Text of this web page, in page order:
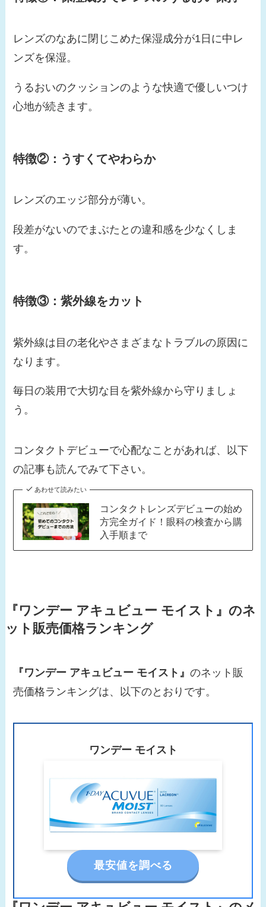
レンズのなあに閉じこめた保湿成分が1日に中レ
ンズを保湿。
うるおいのクッションのような快適で優しいつけ
心地が続きます。
特徴②：うすくてやわらか
レンズのエッジ部分が薄い。
段差がないのでまぶたとの違和感を少なくしま
す。
特徴③：紫外線をカット
紫外線は目の老化やさまざまなトラブルの原因に
なります。
毎日の装用で大切な目を紫外線から守りましょ
う。
コンタクトデビューで心配なことがあれば、以下
の記事も読んでみて下さい。
あわせて読みたい
コンタクトレンズデビューの始め
方完全ガイド！眼科の検査から購
入手順まで
『ワンデー アキュビュー モイスト』 のネ
ット販売価格ランキング
『ワンデー アキュビュー モイスト』のネット販
売価格ランキングは、以下のとおりです。
ワンデー モイスト
最安値を調べる